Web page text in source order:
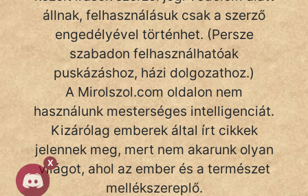
X
Hoffer Botond
szemfüles
állnak, felhasználásuk csak a szerző
engedélyével történhet. (Persze
szabadon felhasználhatóak
puskázáshoz, házi dolgozathoz.)
A Mirolszol.com oldalon nem
használunk mesterséges intelligenciát.
Kizárólag emberek által írt cikkek
jelennek meg, mert nem akarunk olyan
világot, ahol az ember és a természet
mellékszereplő.